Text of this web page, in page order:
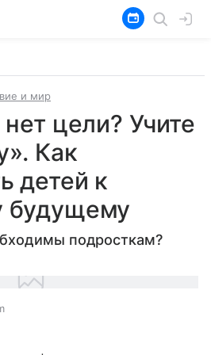
и мир
цели? Учите
Как
детей к
будущему
подросткам?